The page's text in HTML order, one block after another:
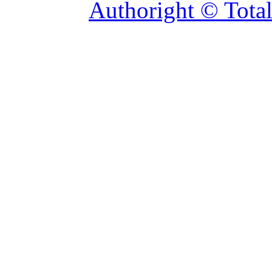
Authoright ©